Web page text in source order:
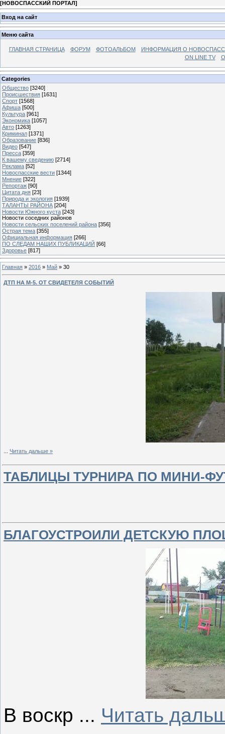
[НОВОСПАССКИЙ ПОРТАЛ]
Вход на сайт
Меню сайта
ГЛАВНАЯ СТРАНИЦА ФОРУМ ФОТОАЛЬБОМ
ИНФОРМАЦИЯ О
ON LINE TV
Categories
Общество [3240]
Происшествия [1631]
Спорт [1568]
Афиша [500]
Культура [961]
Экономика [1057]
Авто [1263]
Криминал [1371]
Образование [836]
Видео [547]
Пресса [359]
К вашему сведению [2714]
Реклама [52]
Новоспасские вести [1344]
Мнение [322]
Репортаж [90]
Цитата дня [23]
Природа и экология [1939]
ТАЛАНТЫ РАЙОНА [204]
Новости Южного куста [243]
Новости соседних районов
Новости сельских поселений района [356]
Острая тема [355]
Официальная информация [266]
ПО СЛЕДАМ НАШИХ ПУБЛИКАЦИЙ [66]
Здоровье [817]
Главная » 2016 » Май » 30
ДТП НА М-5. ОТ СВИДЕТЕЛЯ СОБЫТИЙ
Читать дальше »
ТАБЛИЦЫ ТУРНИРА ПО МИНИ-
БЛАГОУСТРОИЛИ ДЕТСКУЮ
В воскр ... Читать